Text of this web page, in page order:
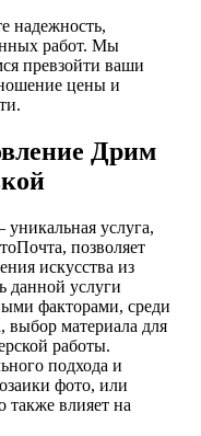
надежность,
работ. Мы
превзойти ваши
цены и
Дрим
услуга,
позволяет
искусства из
данной услуги
факторами, среди
выбор материала для
работы.
подхода и
фото, или
также влияет на